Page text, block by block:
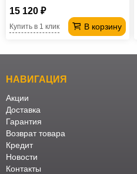
15 120 ₽
В корзину
Купить в 1 клик
НАВИГАЦИЯ
Акции
Доставка
Гарантия
Возврат товара
Кредит
Новости
Контакты